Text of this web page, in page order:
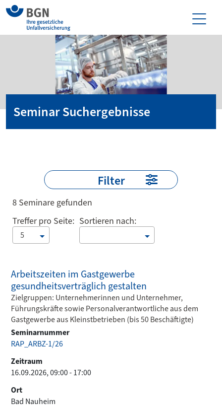
Seminar Suchergebnisse
Filter
8 Seminare gefunden
Treffer pro Seite:
5
Sortieren nach:
Arbeitszeiten im Gastgewerbe
gesundheitsverträglich gestalten
Zielgruppen: Unternehmerinnen und Unternehmer,
Führungskräfte sowie Personalverantwortliche aus dem
Gastgewerbe aus Kleinstbetrieben (bis 50 Beschäftigte)
Seminarnummer
RAP_ARBZ-1/26
Zeitraum
16.09.2026, 09:00 - 17:00
Ort
Bad Nauheim